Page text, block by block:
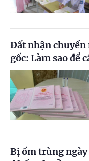
Đất nhận chuyển
gốc: Làm sao để
Bị ốm trùng